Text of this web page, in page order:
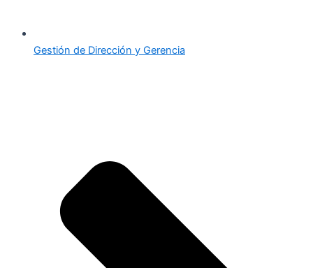
Gestión de Dirección y Gerencia